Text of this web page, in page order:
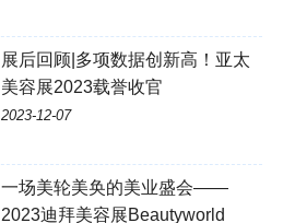
展后回顾|多项数据创新高！亚太
美容展2023载誉收官
2023-12-07
一场美轮美奂的美业盛会——
2023迪拜美容展Beautyworld